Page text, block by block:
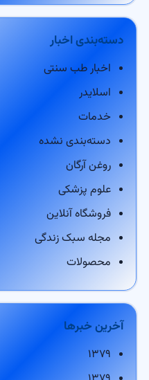
دسته‌بندی اخبار
اخبار طب سنتی
اسلایدر
خدمات
دسته‌بندی نشده
روغن آرگان
علوم پزشکی
فروشگاه آنلاین
مجله سبک زندگی
محصولات
آخرین خبرها
۱۳۷۹